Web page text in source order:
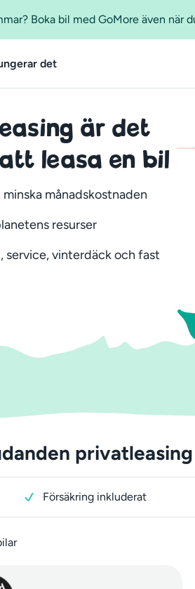
Boka bil med GoMore även när
det
är det
leasa en bil
månadskostnaden
resurser
service, vinterdäck och fast
privatleasing
Försäkring inkluderat